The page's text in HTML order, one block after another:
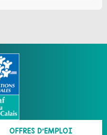
OFFRES D’EMPLOI